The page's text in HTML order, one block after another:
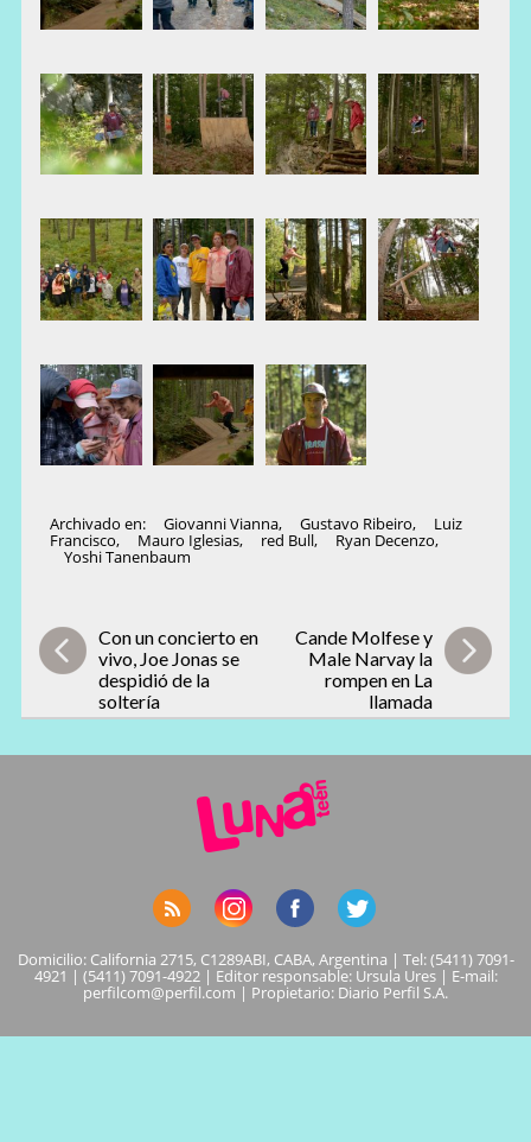
Archivado en: Giovanni Vianna, Gustavo Ribeiro, Luiz
Francisco, Mauro Iglesias, red Bull, Ryan Decenzo,
Yoshi Tanenbaum
Con un concierto en
vivo, Joe Jonas se
despidió de la
soltería
Cande Molfese y
Male Narvay la
rompen en La
llamada
Domicilio: California 2715, C1289ABI, CABA, Argentina | Tel: (5411) 7091-
4921 | (5411) 7091-4922 | Editor responsable: Ursula Ures | E-mail:
perfilcom@perfil.com | Propietario: Diario Perfil S.A.